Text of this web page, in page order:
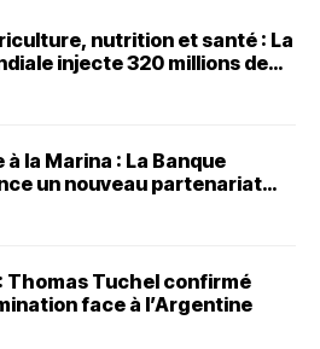
nutrition et santé : La
injecte 320 millions de
à la Marina : La Banque
un nouveau partenariat
Thomas Tuchel confirmé
face à l’Argentine